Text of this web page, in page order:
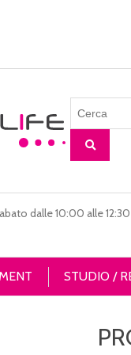
dalle 10:00 alle
STUDIO /